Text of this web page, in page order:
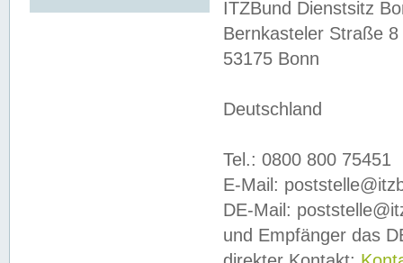
ITZBund Dienstsitz
Bernkasteler Straße 8
53175 Bonn
Deutschland
Tel.: 0800 800 75451
E-Mail:
DE-Mail:
und Empfänger das